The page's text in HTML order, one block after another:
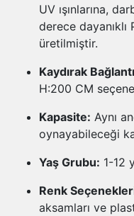
UV ışınlarına,
derece
üretilmiştir.
Kaydırak
H:200 CM
Kapasite: Aynı
oynayabileceği
Yaş Grubu: 1-12
Renk
aksamları ve